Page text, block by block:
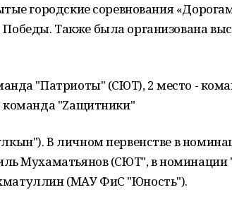
городские соревнования
Также была организована
"Патриоты" (СЮТ), 2 место -
команда "Zащитники"
В личном первенстве в
Мухаматьянов (СЮТ", в
(МАУ ФиС "Юность").